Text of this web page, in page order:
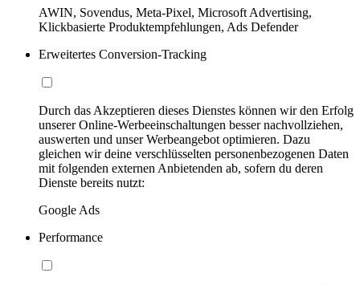
AWIN, Sovendus, Meta-Pixel, Microsoft Advertising,
Klickbasierte Produktempfehlungen, Ads Defender
Erweitertes Conversion-Tracking
Durch das Akzeptieren dieses Dienstes können wir den Erfolg
unserer Online-Werbeeinschaltungen besser nachvollziehen,
auswerten und unser Werbeangebot optimieren. Dazu
gleichen wir deine verschlüsselten personenbezogenen Daten
mit folgenden externen Anbietenden ab, sofern du deren
Dienste bereits nutzt:
Google Ads
Performance